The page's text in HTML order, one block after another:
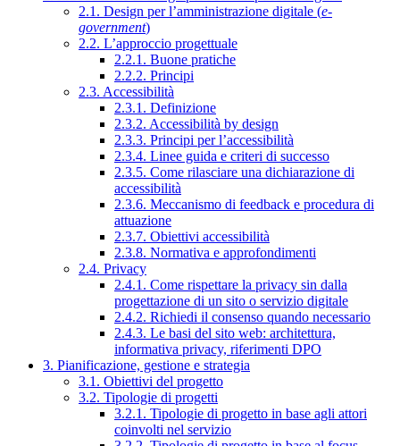
2.1. Design per l’amministrazione digitale (e-
government)
2.2. L’approccio progettuale
2.2.1. Buone pratiche
2.2.2. Principi
2.3. Accessibilità
2.3.1. Definizione
2.3.2. Accessibilità by design
2.3.3. Principi per l’accessibilità
2.3.4. Linee guida e criteri di successo
2.3.5. Come rilasciare una dichiarazione di
accessibilità
2.3.6. Meccanismo di feedback e procedura di
attuazione
2.3.7. Obiettivi accessibilità
2.3.8. Normativa e approfondimenti
2.4. Privacy
2.4.1. Come rispettare la privacy sin dalla
progettazione di un sito o servizio digitale
2.4.2. Richiedi il consenso quando necessario
2.4.3. Le basi del sito web: architettura,
informativa privacy, riferimenti DPO
3. Pianificazione, gestione e strategia
3.1. Obiettivi del progetto
3.2. Tipologie di progetti
3.2.1. Tipologie di progetto in base agli attori
coinvolti nel servizio